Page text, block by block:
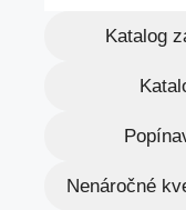
Katalog
Nenáročné